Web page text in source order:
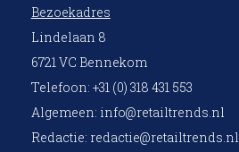
Bezoekadres
Lindelaan 8
6721 VC Bennekom
Telefoon: +31 (0) 318 431 553
Algemeen: info@retailtrends.nl
Redactie: redactie@retailtrends.nl